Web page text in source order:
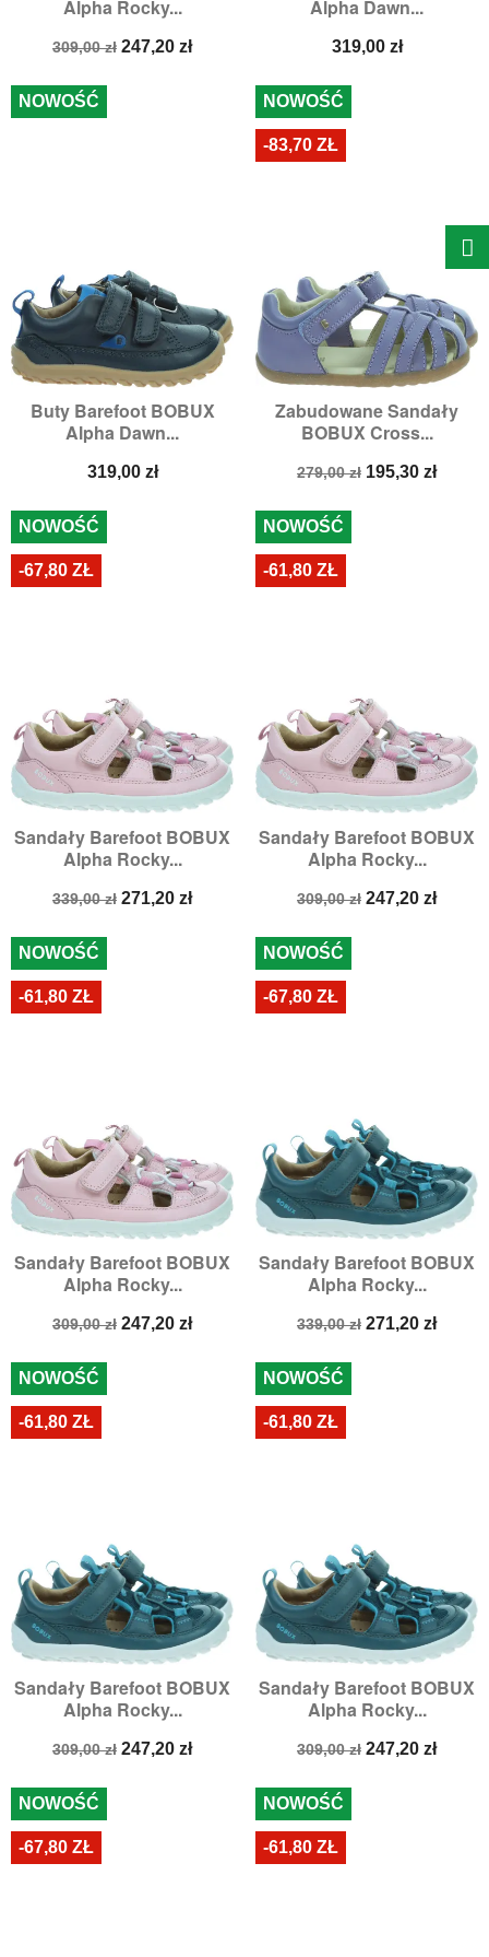
Alpha Rocky...
Cena
309,00 zł Cena
247,20 zł
Alpha Dawn...
Cena
319,00 zł
Buty Barefoot BOBUX
Alpha Dawn...
Cena
319,00 zł
NOWOŚĆ
Zabudowane Sandały
BOBUX Cross...
Cena
279,00 zł Cena
195,30 zł
NOWOŚĆ
-83,70 ZŁ
Sandały Barefoot BOBUX
Alpha Rocky...
Cena
339,00 zł Cena
271,20 zł
NOWOŚĆ
-67,80 ZŁ
Sandały Barefoot BOBUX
Alpha Rocky...
Cena
309,00 zł Cena
247,20 zł
NOWOŚĆ
-61,80 ZŁ
Sandały Barefoot BOBUX
Alpha Rocky...
Cena
309,00 zł Cena
247,20 zł
NOWOŚĆ
-61,80 ZŁ
Sandały Barefoot BOBUX
Alpha Rocky...
Cena
339,00 zł Cena
271,20 zł
NOWOŚĆ
-67,80 ZŁ
Sandały Barefoot BOBUX
Alpha Rocky...
Cena
309,00 zł Cena
247,20 zł
NOWOŚĆ
-61,80 ZŁ
Sandały Barefoot BOBUX
Alpha Rocky...
Cena
309,00 zł Cena
247,20 zł
NOWOŚĆ
-61,80 ZŁ
NOWOŚĆ
-67,80 ZŁ
NOWOŚĆ
-61,80 ZŁ